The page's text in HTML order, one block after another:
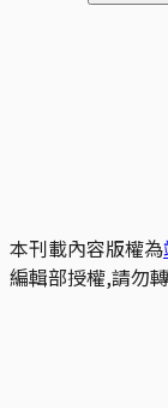
本刊載內容版權為
編輯部授權,請勿